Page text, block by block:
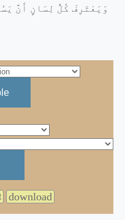
وَيَعْتَرِفَ كُلُّ لِسَانٍ أَنَّ
download